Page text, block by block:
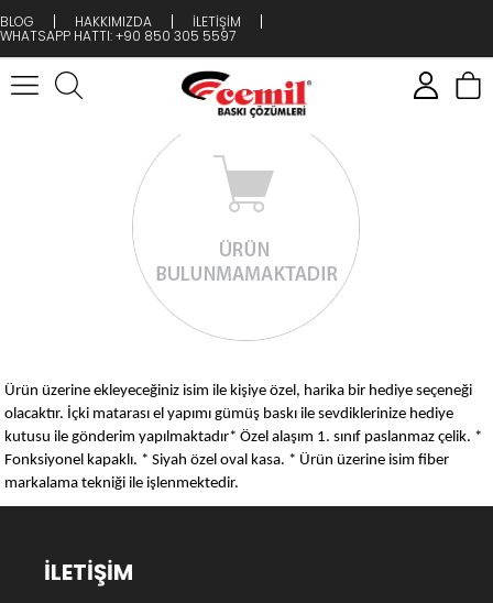
BLOG HAKKIMIZDA İLETİŞİM
WHATSAPP HATTI: +90 850 305 5597
Ürün üzerine ekleyeceğiniz isim ile kişiye özel, harika bir hediye seçeneği
olacaktır. İçki matarası el yapımı gümüş baskı ile sevdiklerinize hediye
kutusu ile gönderim yapılmaktadır* Özel alaşım 1. sınıf paslanmaz çelik. *
Fonksiyonel kapaklı. * Siyah özel oval kasa. * Ürün üzerine isim fiber
markalama tekniği ile işlenmektedir.
İLETİŞİM